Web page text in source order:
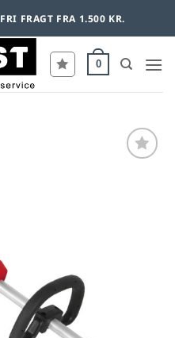
FRI FRAGT FRA 1.500 KR.
0